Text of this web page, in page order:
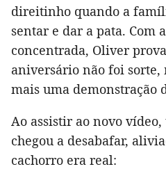
direitinho quando a
sentar e dar a pata. Com
concentrada, Oliver
aniversário não foi sorte,
mais uma demonstração
Ao assistir ao novo
chegou a desabafar,
cachorro era real: